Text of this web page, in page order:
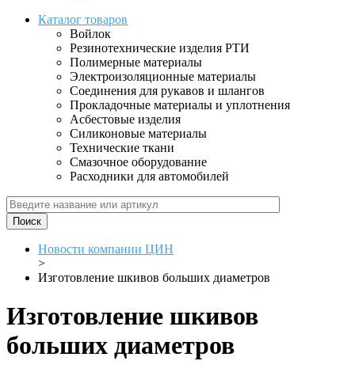
Каталог товаров
Войлок
Резинотехнические изделия РТИ
Полимерные материалы
Электроизоляционные материалы
Соединения для рукавов и шлангов
Прокладочные материалы и уплотнения
Асбестовые изделия
Силиконовые материалы
Технические ткани
Смазочное оборудование
Расходники для автомобилей
Новости компании ЦИН
>
Изготовление шкивов больших диаметров
Изготовление шкивов
больших диаметров